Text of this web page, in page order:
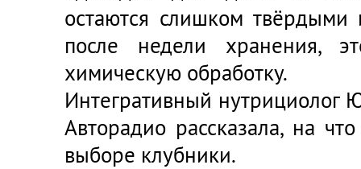
остаются слишком
после недели хранения,
химическую обработку.
Интегративный нутрициолог
Авторадио рассказала, на
выборе клубники.